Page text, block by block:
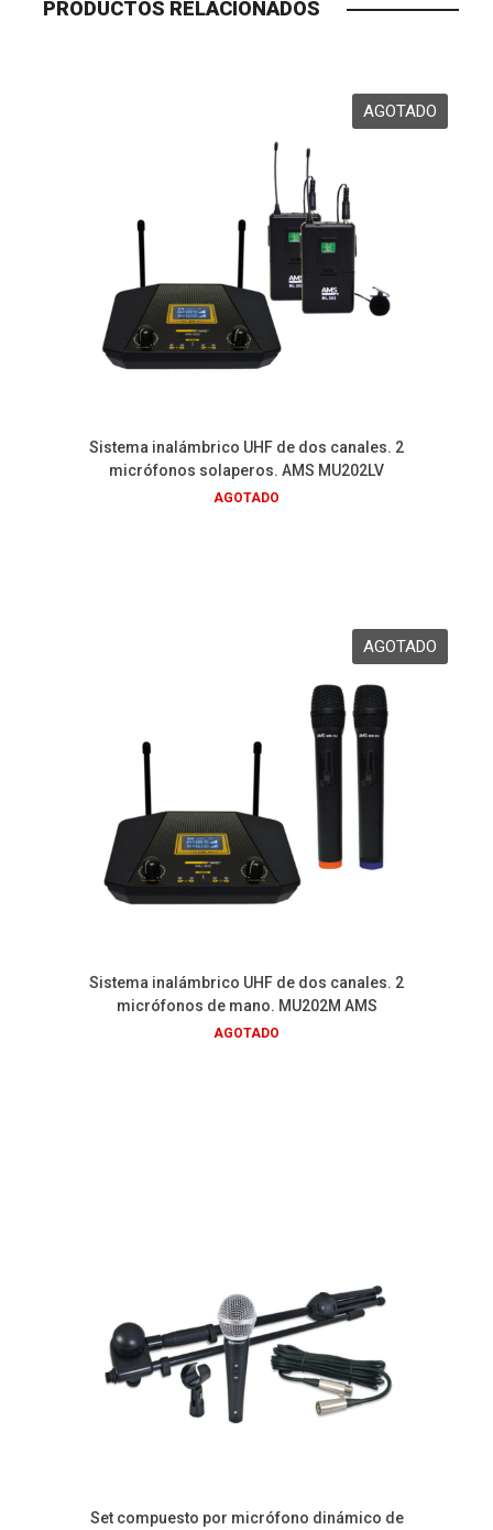
PRODUCTOS RELACIONADOS
Sistema inalámbrico UHF de dos canales. 2
micrófonos solaperos. AMS MU202LV
AGOTADO
Sistema inalámbrico UHF de dos canales. 2
micrófonos de mano. MU202M AMS
AGOTADO
Set compuesto por micrófono dinámico de